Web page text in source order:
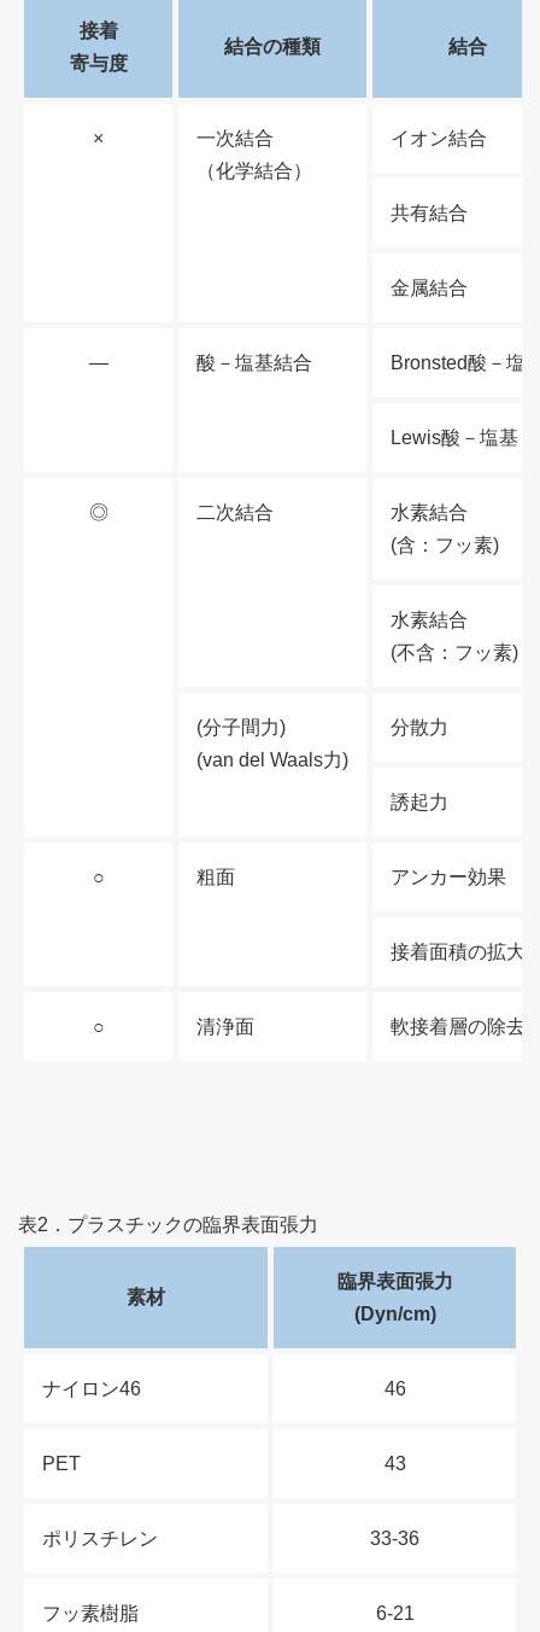
接着
寄与度
結合の種類 結合
×
一次結合
（化学結合）
イオン結合
共有結合
金属結合
— 酸－塩基結合 Bronsted酸－塩
Lewis酸－塩基
◎ 二次結合
水素結合
(含：フッ素)
水素結合
(不含：フッ素)
(分子間力)
(van del Waals力)
分散力
誘起力
○ 粗面 アンカー効果
接着面積の拡大
○ 清浄面 軟接着層の除去
表2．プラスチックの臨界表面張力
素材
臨界表面張力
(Dyn/cm)
ナイロン46 46
PET 43
ポリスチレン 33-36
フッ素樹脂 6-21